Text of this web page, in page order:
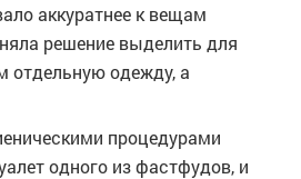
аккуратнее к вещам
решение выделить для
отдельную одежду, а
процедурами
одного из фастфудов, и